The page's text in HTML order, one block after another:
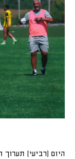
היום (רביעי)